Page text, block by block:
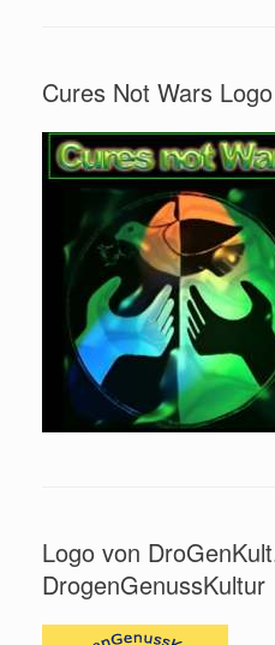
Cures Not Wars
Logo von
DrogenGenussKultur